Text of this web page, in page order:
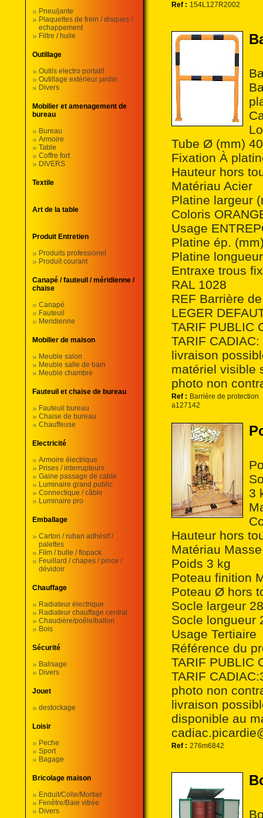
Pneu/jante
Plaquettes de frein / disques /
echappement
Filtre / huile
Outillage
Outils electro portatif
Outillage extérieur jardin
Divers
Mobilier et amenagement de
bureau
Bureau
Armoire
Table
Coffre fort
DIVERS
Textile
Art de la table
Produit Entretien
Produits professionel
Produit courant
Canapé / fauteuil / méridienne /
chaise
Canapé
Fauteuil
Meridienne
Mobilier de maison
Meuble salon
Meuble salle de bain
Meuble chambre
Fauteuil et chaise de bureau
Fauteuil bureau
Chaise de bureau
Chauffeuse
Electricité
Armoire électrique
Prises / interrupteurs
Gaine passage de cable
Luminaire grand public
Connectique / câble
Luminaire pro
Emballage
Carton / ruban adhésif /
palettes
Film / bulle / flopack
Feuillard / chapes / pince /
dévidoir
Chauffage
Radiateur électrique
Radiateur chauffage central
Chaudière/poêle/ballon
Bois
Sécurité
Balisage
Divers
Jouet
destockage
Loisir
Peche
Sport
Bagage
Bricolage maison
Enduit/Colle/Mortier
Fenêtre/Baie vitrée
Divers
Ref : 154L127R2002
Tube Ø (mm)
Fixation À
Hauteur hors
Matériau Acier
Platine largeur
Coloris
Usage
Platine ép.
Platine
Entraxe trous
RAL 1028
REF Barrière
LEGER
TARIF PUBLIC
TARIF CADIAC:
livraison
matériel visible
photo non
Ref : Barrière de protection
a127142
3
Hauteur hors
Matériau
Poids 3 kg
Poteau finition
Poteau Ø hors
Socle largeur
Socle longueur
Usage Tertiaire
Référence du
TARIF PUBLIC
TARIF
photo non
livraison
disponible au
Ref : 276m6842